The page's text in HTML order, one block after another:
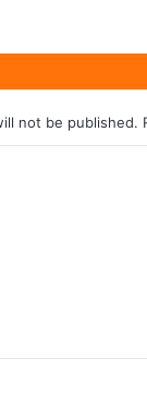
not be published.